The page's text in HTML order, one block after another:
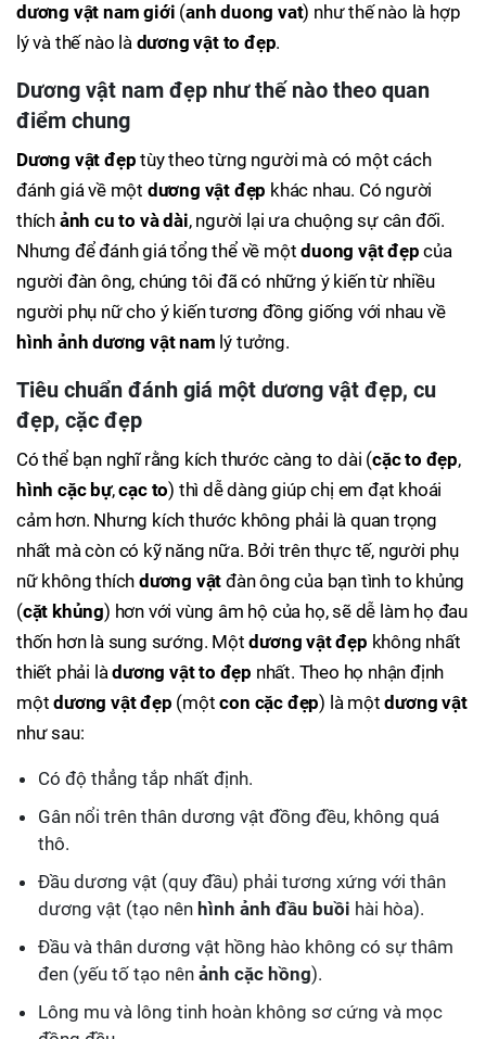
dương vật nam giới (anh duong vat) như thế nào là hợp
lý và thế nào là dương vật to đẹp.
Dương vật nam đẹp như thế nào theo quan
điểm chung
Dương vật đẹp tùy theo từng người mà có một cách
đánh giá về một dương vật đẹp khác nhau. Có người
thích ảnh cu to và dài, người lại ưa chuộng sự cân đối.
Nhưng để đánh giá tổng thể về mộtduong vật đẹp của
người đàn ông, chúng tôi đã có những ý kiến từ nhiều
người phụ nữ cho ý kiến tương đồng giống với nhau về
hình ảnh dương vật nam lý tưởng.
Tiêu chuẩn đánh giá một dương vật đẹp, cu
đẹp, cặc đẹp
Có thể bạn nghĩ rằng kích thước càng to dài (cặc to đẹp,
hình cặc bự,cạc to) thì dễ dàng giúp chị em đạt khoái
cảm hơn. Nhưng kích thước không phải là quan trọng
nhất mà còn có kỹ năng nữa. Bởi trên thực tế, người phụ
nữ không thíchdương vật đàn ông của bạn tình to khủng
(cặt khủng) hơn với vùng âm hộ của họ, sẽ dễ làm họ đau
thốn hơn là sung sướng. Mộtdương vật đẹp không nhất
thiết phải làdương vật to đẹp nhất. Theo họ nhận định
mộtdương vật đẹp (mộtcon cặc đẹp) là mộtdương vật
như sau:
Có độ thẳng tắp nhất định.
Gân nổi trên thân dương vật đồng đều, không quá
thô.
Đầu dương vật (quy đầu) phải tương xứng với thân
dương vật (tạo nên hình ảnh đầu buồi hài hòa).
Đầu và thân dương vật hồng hào không có sự thâm
đen (yếu tố tạo nên ảnh cặc hồng).
Lông mu và lông tinh hoàn không sơ cứng và mọc